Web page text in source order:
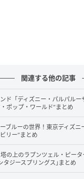
線CarPlay/Android
なディスプレイオ
く）
、楽天市場、
は、車載ディスプレ
Auto対応USBポ
す。
関連する他の記事
ド「ディズニー・パルパルー
ポップ・ワールド”まとめ
ブルーの世界！東京ディズニ
リー”まとめ
の上のラプンツェル・ピータ
タジースプリングス｣まとめ